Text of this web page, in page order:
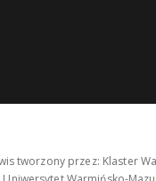
tworzony przez: Klaster